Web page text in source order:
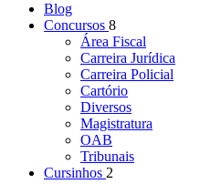
Blog
Concursos 8
Área Fiscal
Carreira Jurídica
Carreira Policial
Cartório
Diversos
Magistratura
OAB
Tribunais
Cursinhos 2